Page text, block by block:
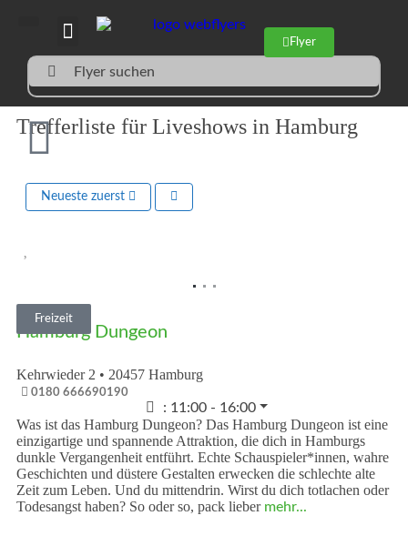
Flyer
Flyer suchen
Trefferliste für Liveshows in Hamburg
Neueste zuerst
Freizeit
Hamburg Dungeon
Kehrwieder 2 • 20457 Hamburg
0180 666690190
: 11:00 - 16:00
Was ist das Hamburg Dungeon? Das Hamburg Dungeon ist eine
einzigartige und spannende Attraktion, die dich in Hamburgs
dunkle Vergangenheit entführt. Echte Schauspieler*innen, wahre
Geschichten und düstere Gestalten erwecken die schlechte alte
Zeit zum Leben. Und du mittendrin. Wirst du dich totlachen oder
Todesangst haben? So oder so, pack lieber mehr...